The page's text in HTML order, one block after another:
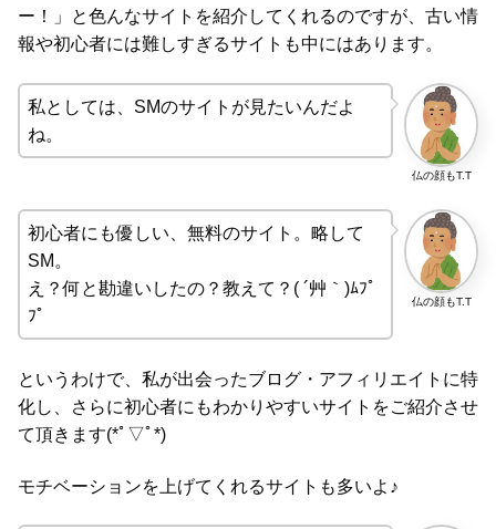
ー！」と色んなサイトを紹介してくれるのですが、古い情
報や初心者には難しすぎるサイトも中にはあります。
仏の顔もT.T
私としては、SMのサイトが見たいんだよ
ね。
仏の顔もT.T
初心者にも優しい、無料のサイト。略して
SM。
え？何と勘違いしたの？教えて？( ´艸｀)ﾑﾌﾟ
ﾌﾟ
というわけで、私が出会ったブログ・アフィリエイトに特
化し、さらに初心者にもわかりやすいサイトをご紹介させ
て頂きます(*ﾟ▽ﾟ*)
モチベーションを上げてくれるサイトも多いよ♪